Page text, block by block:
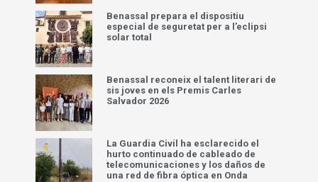
Benassal prepara el dispositiu
especial de seguretat per a l’eclipsi
solar total
Benassal reconeix el talent literari de
sis joves en els Premis Carles
Salvador 2026
La Guardia Civil ha esclarecido el
hurto continuado de cableado de
telecomunicaciones y los daños de
una red de fibra óptica en Onda